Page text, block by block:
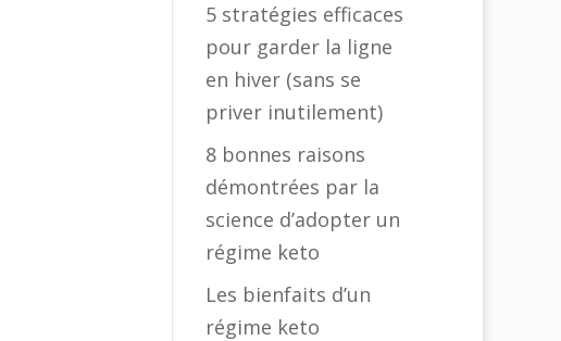
5 stratégies efficaces
pour garder la ligne
en hiver (sans se
priver inutilement)
8 bonnes raisons
démontrées par la
science d’adopter un
régime keto
Les bienfaits d’un
régime keto